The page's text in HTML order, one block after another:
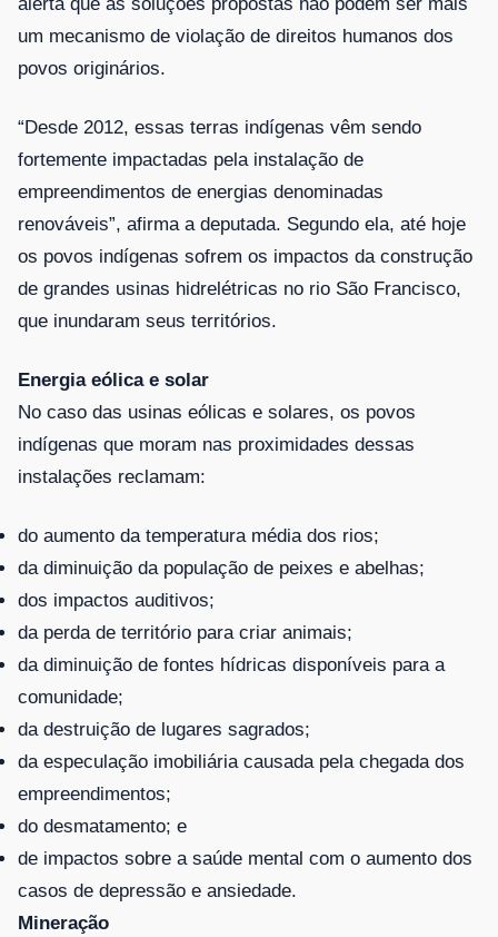
um mecanismo de violação de direitos humanos dos
povos originários.
“Desde 2012, essas terras indígenas vêm sendo
fortemente impactadas pela instalação de
empreendimentos de energias denominadas
renováveis”, afirma a deputada. Segundo ela, até hoje
os povos indígenas sofrem os impactos da construção
de grandes usinas hidrelétricas no rio São Francisco,
que inundaram seus territórios.
Energia eólica e solar
No caso das usinas eólicas e solares, os povos
indígenas que moram nas proximidades dessas
instalações reclamam:
do aumento da temperatura média dos rios;
da diminuição da população de peixes e abelhas;
dos impactos auditivos;
da perda de território para criar animais;
da diminuição de fontes hídricas disponíveis para a
comunidade;
da destruição de lugares sagrados;
da especulação imobiliária causada pela chegada dos
empreendimentos;
do desmatamento; e
de impactos sobre a saúde mental com o aumento dos
casos de depressão e ansiedade.
Mineração